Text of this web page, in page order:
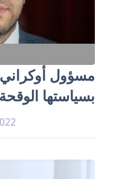
مسؤول
بسياستها